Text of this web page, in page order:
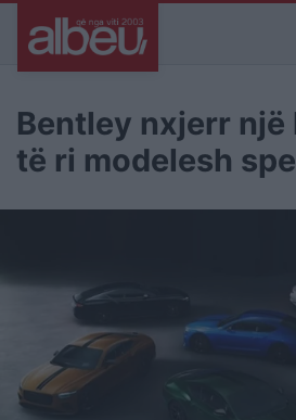
Bentley nxjerr një
të ri modelesh